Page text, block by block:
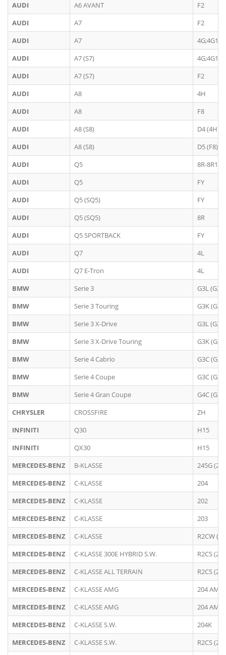
AUDI
A6 AVANT
F2
AUDI
A7
F2
AUDI
A7
4G;4G1
AUDI
A7 (S7)
4G;4G1
AUDI
A7 (S7)
F2
AUDI
A8
4H
AUDI
A8
F8
AUDI
A8 (S8)
D4 (4H)
AUDI
A8 (S8)
D5 (F8)
AUDI
Q5
8R-8R1
AUDI
Q5
FY
AUDI
Q5 (SQ5)
FY
AUDI
Q5 (SQ5)
8R
AUDI
Q5 SPORTBACK
FY
AUDI
Q7
4L
AUDI
Q7 E-Tron
4L
BMW
Serie 3
G3L (G20)
BMW
Serie 3 Touring
G3K (G21)
BMW
Serie 3 X-Drive
G3L (G20)
BMW
Serie 3 X-Drive Touring
G3K (G21)
BMW
Serie 4 Cabrio
G3C (G23)
BMW
Serie 4 Coupe
G3C (G22)
BMW
Serie 4 Gran Coupe
G4C (G26)
CHRYSLER
CROSSFIRE
ZH
INFINITI
Q30
H15
INFINITI
QX30
H15
MERCEDES-BENZ
B-KLASSE
245G
MERCEDES-BENZ
C-KLASSE
204
MERCEDES-BENZ
C-KLASSE
202
MERCEDES-BENZ
C-KLASSE
203
MERCEDES-BENZ
C-KLASSE
R2CW
MERCEDES-BENZ
C-KLASSE 300E HYBRID S.W.
R2CS
MERCEDES-BENZ
C-KLASSE ALL TERRAIN
R2CS
MERCEDES-BENZ
C-KLASSE AMG
204 AMG
MERCEDES-BENZ
C-KLASSE AMG
204 AMG
MERCEDES-BENZ
C-KLASSE S.W.
204K
MERCEDES-BENZ
C-KLASSE S.W.
R2CS